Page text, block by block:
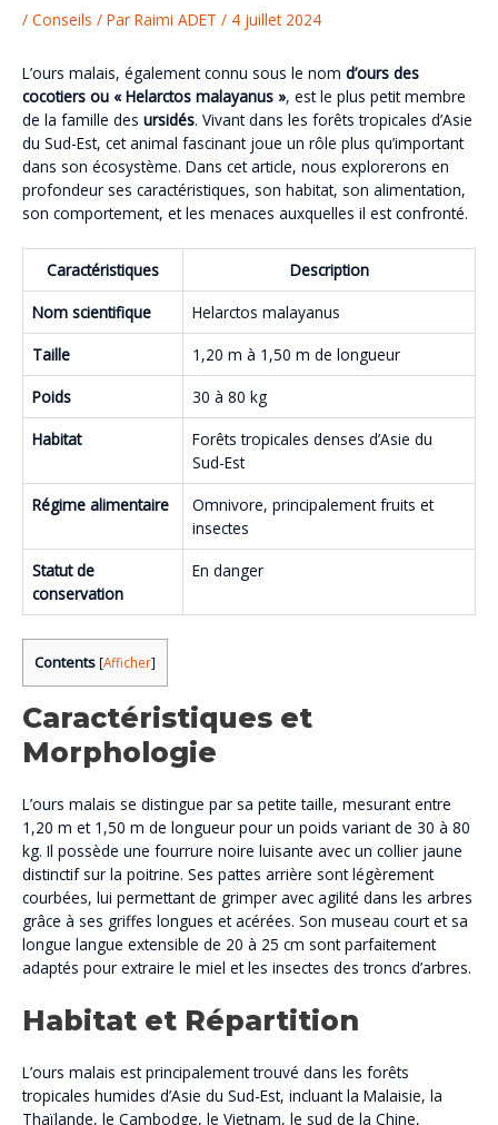
/ Conseils / Par Raimi ADET / 4 juillet 2024
L’ours malais, également connu sous le nom d’ours des
cocotiers ou « Helarctos malayanus », est le plus petit membre
de la famille des ursidés. Vivant dans les forêts tropicales d’Asie
du Sud-Est, cet animal fascinant joue un rôle plus qu’important
dans son écosystème. Dans cet article, nous explorerons en
profondeur ses caractéristiques, son habitat, son alimentation,
son comportement, et les menaces auxquelles il est confronté.
Caractéristiques
Description
Nom scientifique
Helarctos malayanus
Taille
1,20 m à 1,50 m de longueur
Poids
30 à 80 kg
Habitat
Forêts tropicales denses d’Asie du
Sud-Est
Régime alimentaire
Omnivore, principalement fruits et
insectes
Statut de
conservation
En danger
Contents [Afficher]
Caractéristiques et
Morphologie
L’ours malais se distingue par sa petite taille, mesurant entre
1,20 m et 1,50 m de longueur pour un poids variant de 30 à 80
kg. Il possède une fourrure noire luisante avec un collier jaune
distinctif sur la poitrine. Ses pattes arrière sont légèrement
courbées, lui permettant de grimper avec agilité dans les arbres
grâce à ses griffes longues et acérées. Son museau court et sa
longue langue extensible de 20 à 25 cm sont parfaitement
adaptés pour extraire le miel et les insectes des troncs d’arbres.
Habitat et Répartition
L’ours malais est principalement trouvé dans les forêts
tropicales humides d’Asie du Sud-Est, incluant la Malaisie, la
Thaïlande, le Cambodge, le Vietnam, le sud de la Chine,